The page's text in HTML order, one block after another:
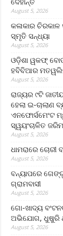
August 5, 2026
କଳାକାର ଚିରକାଳ
ସ୍ମୃତି ସନ୍ଧ୍ୟା
August 5, 2026
ଓଡ଼ିଶା ୱକଫ୍
ହବିବିଆର
August 5, 2026
ରାଜ୍ୟର ୯ଟି
ହେଲା ଇ-ଚାଲାଣ
ଏନଫୋର୍ସମେଂଟ
ସ୍ୱୟଂଚାଳିତ
August 5, 2026
ଧାମରାରେ
August 5, 2026
ବନ୍ୟାପରେ
ଗ୍ରାମବାସୀ
August 5, 2026
ଗୋ-ଖାଦ୍ୟ
ଅଭିଯୋଗ, ଧୁଷୁରି
August 5, 2026